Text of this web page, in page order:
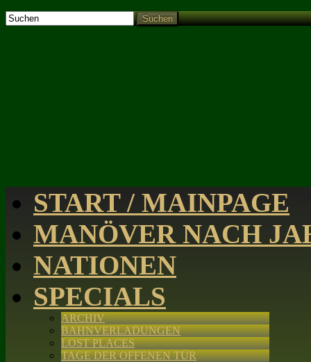
Suchen
START / MAINPAGE
MANÖVER NACH
NATIONEN
SPECIALS
ARCHIV
BAHNVERLADUNGEN
LOST PLACES
TAGE DER OFFENEN TÜR